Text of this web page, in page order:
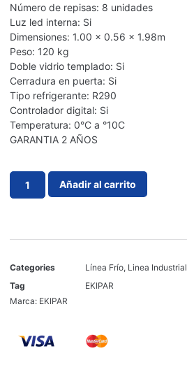
Número de repisas: 8 unidades
Luz led interna: Si
Dimensiones: 1.00 x 0.56 x 1.98m
Peso: 120 kg
Doble vidrio templado: Si
Cerradura en puerta: Si
Tipo refrigerante: R290
Controlador digital: Si
Temperatura: 0°C a °10C
GARANTIA 2 AÑOS
Añadir al carrito
Categories Línea Frío, Linea Industrial
Tag
EKIPAR
Marca: EKIPAR